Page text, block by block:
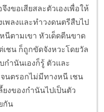
งขอเสียสละตัวเองเพื่อให้
พลงและทำวงดนตรีสืบไป
นีตามเขา หัวเด็ดตีนขาด
เชน ก็ถูกขัดจังหวะโดยวัล
ำนันเองก็รู้ ตัวและ
นตรอกไม่มีทางหนี เชน
ยงของกำนันไปเป็นตัว
กัน